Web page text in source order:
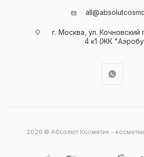
г. Москва, ул.
4 к1 (ЖК
2026 © Абсолют Косметик –